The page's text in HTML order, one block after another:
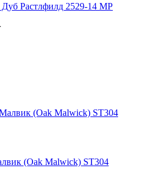
Растлфилд 2529-14 MР
(Oak Malwick) ST304